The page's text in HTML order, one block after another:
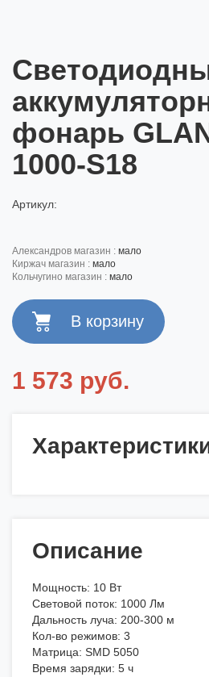
фонарь
1000-S18
Артикул:
александров магазин : мало
киржач магазин : мало
кольчугино магазин : мало
1 573 руб.
Описание
Мощность: 10 Вт
Световой поток: 1000 Лм
Дальность луча: 200-300 м
Кол-во режимов: 3
Матрица: SMD 5050
Время зарядки: 5 ч